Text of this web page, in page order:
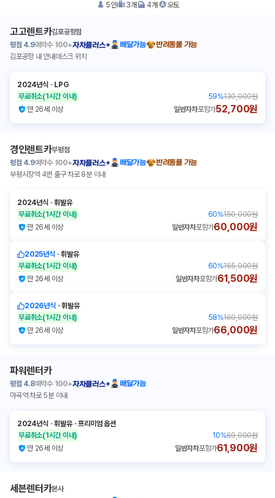
5인 3개 4개 오토
고고렌트카김포공항점
평점 4.9예약수 100+자차플러스+ 배달가능
반려동물 가능
김포공항 내 안내데스크 위치
2024년식 ㆍ LPG
무료취소(1시간 이내) 59%130,000원
만 26세 이상
일반자차포함가52,700원
경인렌트카부평점
평점 4.9예약수 100+자차플러스+ 배달가능
반려동물 가능
부평시장역 4번 출구 차로 8분 이내
2024년식 ㆍ휘발유
무료취소(1시간 이내) 60%150,000원
만 26세 이상
일반자차포함가60,000원
2025년식 ㆍ휘발유
무료취소(1시간 이내) 60%155,000원
만 26세 이상
일반자차포함가61,500원
2026년식 ㆍ휘발유
무료취소(1시간 이내) 58%160,000원
만 26세 이상
일반자차포함가66,000원
파워렌터카
평점 4.8예약수 100+자차플러스+
배달가능
마곡역 차로 5분 이내
2024년식 ㆍ휘발유ㆍ프리미엄 옵션
무료취소(1시간 이내) 10%69,000원
만 26세 이상
일반자차포함가61,900원
세븐렌터카본사